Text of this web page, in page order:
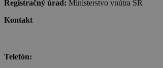
Registračný úrad: Ministerstvo vnútra SR
Kontakt
Telefón: